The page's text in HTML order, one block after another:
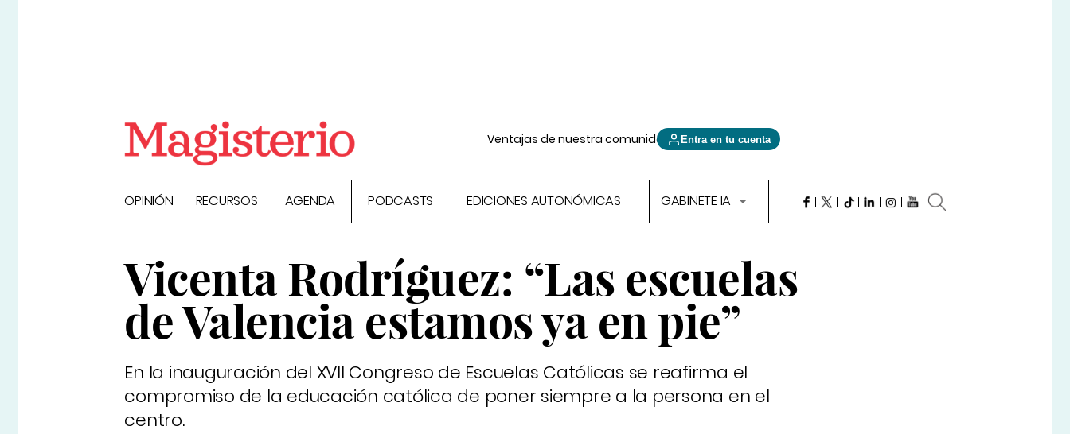
Ventajas de nuestra comunidad Entra en tu cuenta
OPINIÓN RECURSOS AGENDA PODCASTS EDICIONES AUTONÓMICAS GABINETE IA
Vicenta Rodríguez: “Las escuelas
de Valencia estamos ya en pie”
En la inauguración del XVII Congreso de Escuelas Católicas se reafirma el
compromiso de la educación católica de poner siempre a la persona en el
centro.